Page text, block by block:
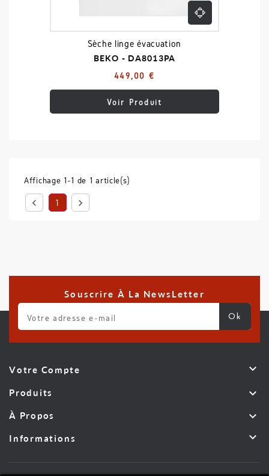
Sèche linge évacuation
BEKO - DA8013PA
449,00 €
Voir Produit
Affichage 1-1 de 1 article(s)
 1 
Souscrire À La NewsLetter
Votre Compte 
Produits 
À Propos 
Informations 